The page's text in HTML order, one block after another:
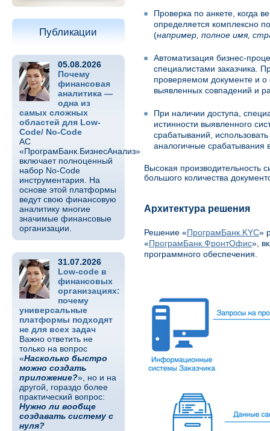
Публикации
05.08.2026
Почему
финансовая
аналитика —
одна из
самых сложных
областей для Low-
Code/ No-Code
АС
«ПрограмБанк.БизнесАнализ»
включает полноценный
набор No-Code
инструментария. На
основе этой платформы
ведут свою финансовую
аналитику многие
значимые финансовые
организации.
31.07.2026
Low-code в
финансовых
организациях:
почему
универсальные
платформы подходят
не для всех задач
Важно ответить не
только на вопрос
«Насколько быстро
можно создать
приложение?», но и на
другой, гораздо более
практический вопрос:
Нужно ли вообще
создавать систему с
нуля?
Проверка по анкете, когда
определяется комплексно
(например, полное имя,
Автоматизация бизнес-
специалистами заказчика.
проверяемом документе и о
выявленных совпадений и
При наличии доступа,
истинности выявленного
срабатываний,
аналогичные срабатывания
Высокая производительность
большого количества
Архитектура решения
Решение «ПрограмБанк.KYC»
«ПрограмБанк.ФронтОфис»,
программного обеспечения.